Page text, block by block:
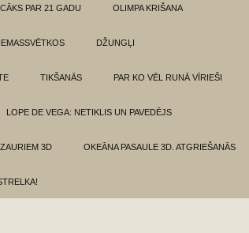
PAR 21 GADU OLIMPA KRIŠANA
DŽUNGĻI
TIKŠANĀS PAR KO VĒL RUNĀ VĪRIEŠI
LOPE DE VEGA: NETIKLIS UN PAVEDĒJS
3D OKEĀNA PASAULE 3D. ATGRIEŠANĀS